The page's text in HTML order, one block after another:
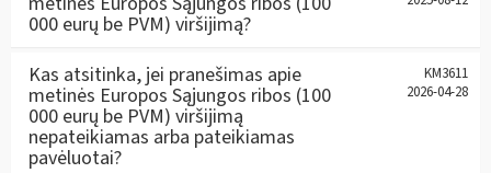
000 eurų be PVM) viršijimą?
Kas atsitinka, jei pranešimas apie
metinės Europos Sąjungos ribos (100
000 eurų be PVM) viršijimą
nepateikiamas arba pateikiamas
pavėluotai?
KM3611
2026-04-28